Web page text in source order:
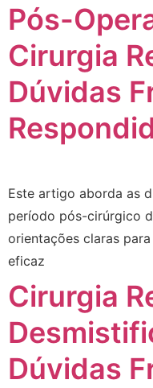
Pós-
Cirurgia
Dúvidas
Este artigo aborda as
período pós-cirúrgico
orientações claras
eficaz
Cirurgia
Dúvidas